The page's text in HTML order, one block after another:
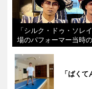
「シルク・ドゥ・ソレ
場のパフォーマー当時
「ばく